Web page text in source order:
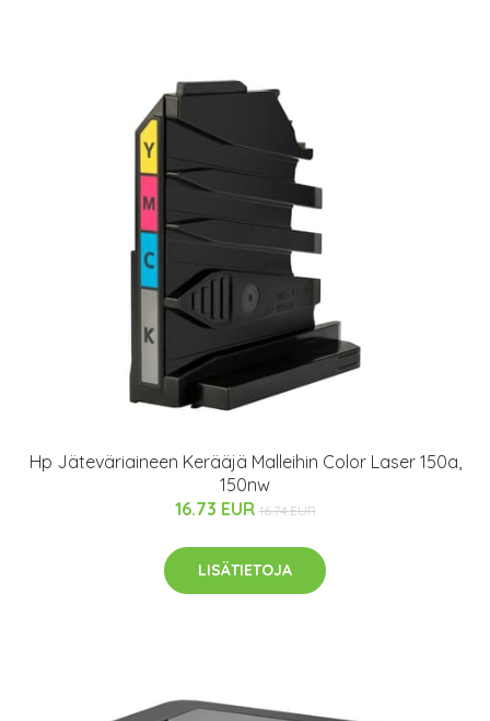
Hp Jäteväriaineen Kerääjä Malleihin Color Laser 150a,
150nw
16.73 EUR 16.74 EUR
LISÄTIETOJA